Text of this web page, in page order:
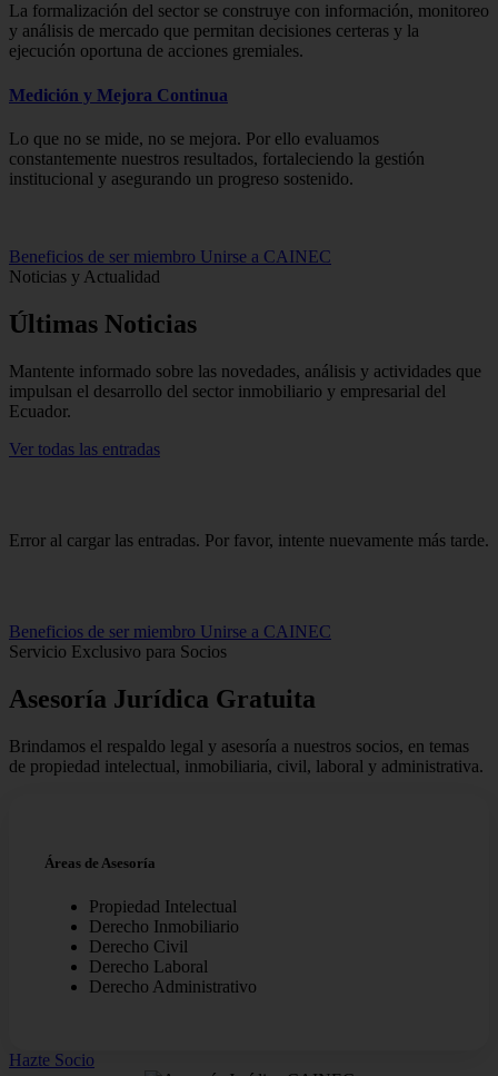
La formalización del sector se construye con información, monitoreo
y análisis de mercado que permitan decisiones certeras y la
ejecución oportuna de acciones gremiales.
Medición y Mejora Continua
Lo que no se mide, no se mejora. Por ello evaluamos
constantemente nuestros resultados, fortaleciendo la gestión
institucional y asegurando un progreso sostenido.
Beneficios de ser miembro Unirse a CAINEC
Noticias y Actualidad
Últimas Noticias
Mantente informado sobre las novedades, análisis y actividades que
impulsan el desarrollo del sector inmobiliario y empresarial del
Ecuador.
Ver todas las entradas
Error al cargar las entradas. Por favor, intente nuevamente más tarde.
Beneficios de ser miembro Unirse a CAINEC
Servicio Exclusivo para Socios
Asesoría Jurídica Gratuita
Brindamos el respaldo legal y asesoría a nuestros socios, en temas
de propiedad intelectual, inmobiliaria, civil, laboral y administrativa.
Áreas de Asesoría
Propiedad Intelectual
Derecho Inmobiliario
Derecho Civil
Derecho Laboral
Derecho Administrativo
Hazte Socio